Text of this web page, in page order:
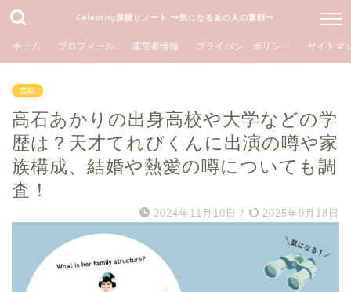
Celebrity深掘りノート 〜気になるあの人の素顔〜
ホーム プロフィール 運営者情報 プライバシーポリシー サイトマ
芸能
高石あかりの出身高校や大学などの学
歴は？天才てれびくんに出演の噂や家
族構成、結婚や熱愛の噂についても調
査！
2024年11月10日 / 2025年9月18日